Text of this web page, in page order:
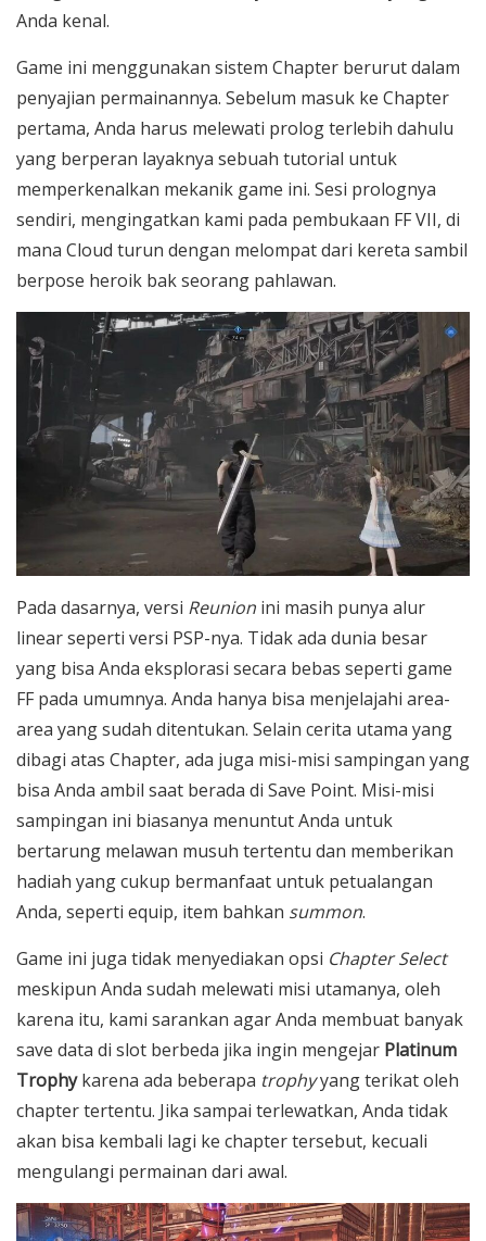
Anda kenal.
Game ini menggunakan sistem Chapter berurut dalam
penyajian permainannya. Sebelum masuk ke Chapter
pertama, Anda harus melewati prolog terlebih dahulu
yang berperan layaknya sebuah tutorial untuk
memperkenalkan mekanik game ini. Sesi prolognya
sendiri, mengingatkan kami pada pembukaan FF VII, di
mana Cloud turun dengan melompat dari kereta sambil
berpose heroik bak seorang pahlawan.
Pada dasarnya, versi Reunion ini masih punya alur
linear seperti versi PSP-nya. Tidak ada dunia besar
yang bisa Anda eksplorasi secara bebas seperti game
FF pada umumnya. Anda hanya bisa menjelajahi area-
area yang sudah ditentukan. Selain cerita utama yang
dibagi atas Chapter, ada juga misi-misi sampingan yang
bisa Anda ambil saat berada di Save Point. Misi-misi
sampingan ini biasanya menuntut Anda untuk
bertarung melawan musuh tertentu dan memberikan
hadiah yang cukup bermanfaat untuk petualangan
Anda, seperti equip, item bahkan summon.
Game ini juga tidak menyediakan opsi Chapter Select
meskipun Anda sudah melewati misi utamanya, oleh
karena itu, kami sarankan agar Anda membuat banyak
save data di slot berbeda jika ingin mengejar Platinum
Trophykarena ada beberapa trophyyang terikat oleh
chapter tertentu. Jika sampai terlewatkan, Anda tidak
akan bisa kembali lagi ke chapter tersebut, kecuali
mengulangi permainan dari awal.